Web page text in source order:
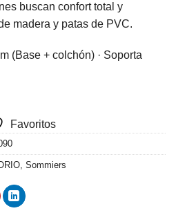
buscan confort total y
madera y patas de PVC.
(Base + colchón) · Soporta
Favoritos
, Sommiers